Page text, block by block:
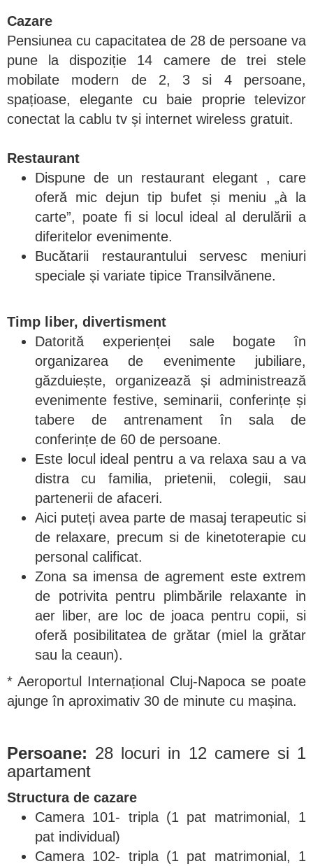
Cazare
Pensiunea cu capacitatea de 28 de persoane va
pune la dispoziție 14 camere de trei stele
mobilate modern de 2, 3 si 4 persoane,
spațioase, elegante cu baie proprie televizor
conectat la cablu tv și internet wireless gratuit.
Restaurant
Dispune de un restaurant elegant , care
oferă mic dejun tip bufet și meniu „à la
carte”, poate fi si locul ideal al derulării a
diferitelor evenimente.
Bucătarii restaurantului servesc meniuri
speciale și variate tipice Transilvănene.
Timp liber, divertisment
Datorită experienței sale bogate în
organizarea de evenimente jubiliare,
găzduiește, organizează și administrează
evenimente festive, seminarii, conferințe și
tabere de antrenament în sala de
conferințe de 60 de persoane.
Este locul ideal pentru a va relaxa sau a va
distra cu familia, prietenii, colegii, sau
partenerii de afaceri.
Aici puteți avea parte de masaj terapeutic si
de relaxare, precum si de kinetoterapie cu
personal calificat.
Zona sa imensa de agrement este extrem
de potrivita pentru plimbările relaxante in
aer liber, are loc de joaca pentru copii, si
oferă posibilitatea de grătar (miel la grătar
sau la ceaun).
* Aeroportul Internațional Cluj-Napoca se poate
ajunge în aproximativ 30 de minute cu mașina.
Persoane: 28 locuri in 12 camere si 1
apartament
Structura de cazare
Camera 101- tripla (1 pat matrimonial, 1
pat individual)
Camera 102- tripla (1 pat matrimonial, 1